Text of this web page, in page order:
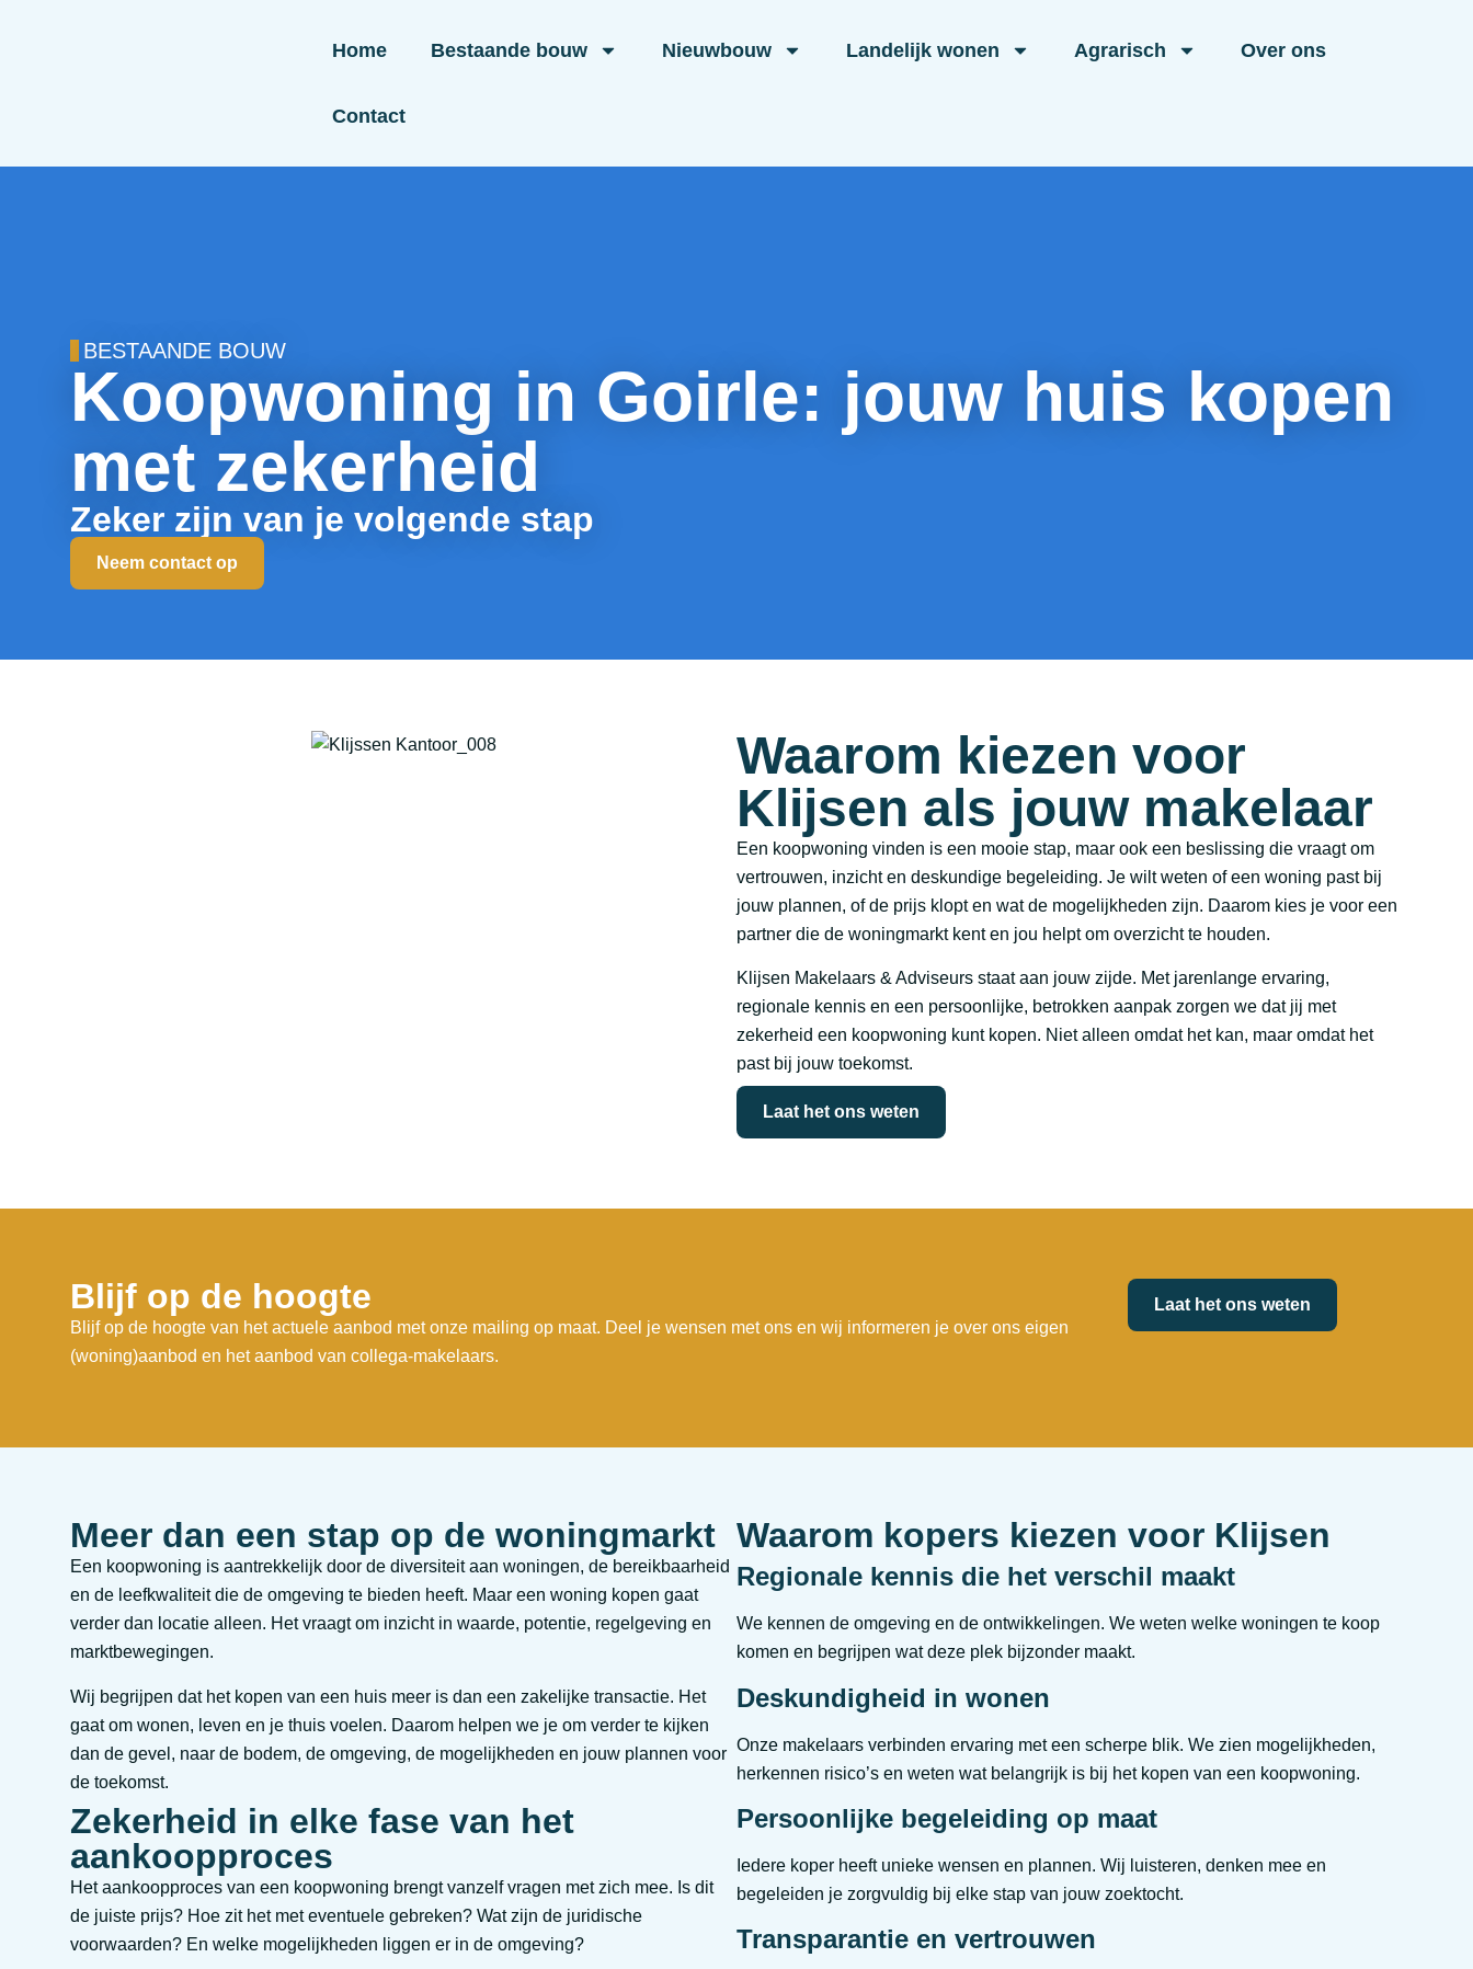
Home Bestaande bouw Nieuwbouw Landelijk wonen Agrarisch Over ons
Contact
BESTAANDE BOUW
Koopwoning in Goirle: jouw huis kopen
met zekerheid
Zeker zijn van je volgende stap
Neem contact op
Waarom kiezen voor
Klijsen als jouw makelaar
Een koopwoning vinden is een mooie stap, maar ook een beslissing die vraagt om
vertrouwen, inzicht en deskundige begeleiding. Je wilt weten of een woning past bij
jouw plannen, of de prijs klopt en wat de mogelijkheden zijn. Daarom kies je voor een
partner die de woningmarkt kent en jou helpt om overzicht te houden.
Klijsen Makelaars & Adviseurs staat aan jouw zijde. Met jarenlange ervaring,
regionale kennis en een persoonlijke, betrokken aanpak zorgen we dat jij met
zekerheid een koopwoning kunt kopen. Niet alleen omdat het kan, maar omdat het
past bij jouw toekomst.
Laat het ons weten
Blijf op de hoogte
Blijf op de hoogte van het actuele aanbod met onze mailing op maat. Deel je wensen met ons en wij informeren je over ons eigen
(woning)aanbod en het aanbod van collega-makelaars.
Laat het ons weten
Meer dan een stap op de woningmarkt
Een koopwoning is aantrekkelijk door de diversiteit aan woningen, de bereikbaarheid
en de leefkwaliteit die de omgeving te bieden heeft. Maar een woning kopen gaat
verder dan locatie alleen. Het vraagt om inzicht in waarde, potentie, regelgeving en
marktbewegingen.
Wij begrijpen dat het kopen van een huis meer is dan een zakelijke transactie. Het
gaat om wonen, leven en je thuis voelen. Daarom helpen we je om verder te kijken
dan de gevel, naar de bodem, de omgeving, de mogelijkheden en jouw plannen voor
de toekomst.
Zekerheid in elke fase van het
aankoopproces
Het aankoopproces van een koopwoning brengt vanzelf vragen met zich mee. Is dit
de juiste prijs? Hoe zit het met eventuele gebreken? Wat zijn de juridische
voorwaarden? En welke mogelijkheden liggen er in de omgeving?
Waarom kopers kiezen voor Klijsen
Regionale kennis die het verschil maakt
We kennen de omgeving en de ontwikkelingen. We weten welke woningen te koop
komen en begrijpen wat deze plek bijzonder maakt.
Deskundigheid in wonen
Onze makelaars verbinden ervaring met een scherpe blik. We zien mogelijkheden,
herkennen risico’s en weten wat belangrijk is bij het kopen van een koopwoning.
Persoonlijke begeleiding op maat
Iedere koper heeft unieke wensen en plannen. Wij luisteren, denken mee en
begeleiden je zorgvuldig bij elke stap van jouw zoektocht.
Transparantie en vertrouwen